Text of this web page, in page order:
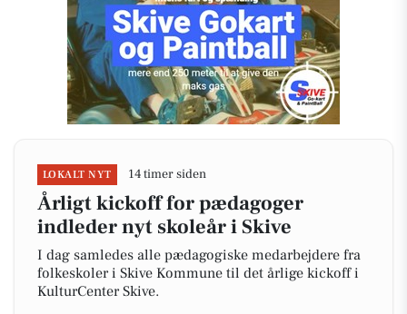
LOKALT NYT 14 timer siden
Årligt kickoff for pædagoger
indleder nyt skoleår i Skive
I dag samledes alle pædagogiske medarbejdere fra
folkeskoler i Skive Kommune til det årlige kickoff i
KulturCenter Skive.